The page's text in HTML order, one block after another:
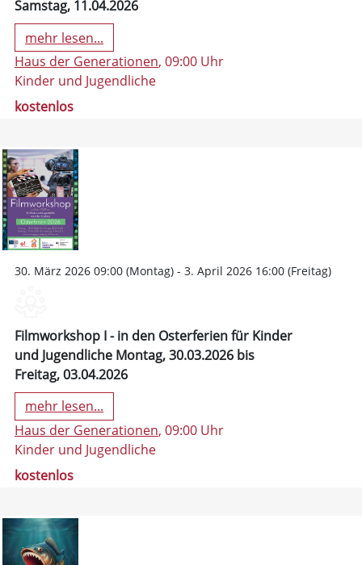
Samstag, 11.04.2026
mehr lesen...
Haus der Generationen, 09:00 Uhr
Kinder und Jugendliche
kostenlos
30. März 2026 09:00 (Montag) - 3. April 2026 16:00 (Freitag)
Filmworkshop I - in den Osterferien für Kinder
und Jugendliche Montag, 30.03.2026 bis
Freitag, 03.04.2026
mehr lesen...
Haus der Generationen, 09:00 Uhr
Kinder und Jugendliche
kostenlos